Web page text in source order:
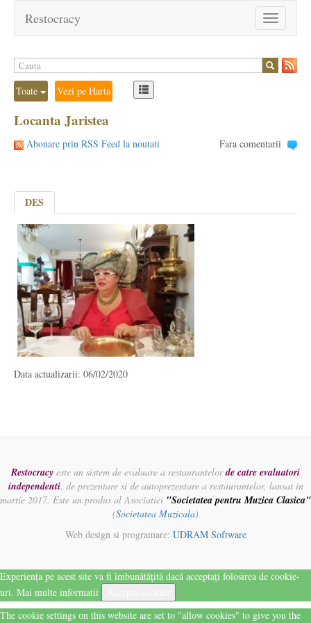
Toggle
navigation
Restocracy
Toate Vezi pe Harta
Locanta Jaristea
Abonare prin RSS Feed la noutati Fara comentarii
DES
Data actualizarii: 06/02/2020
Restocracy este un sistem de evaluare a restaurantelorde catre evaluatori
independenti, de prezentare si de autoprezentare a restaurantelor, lansat in
martie 2017. Este un produs al Asociatiei "Societatea pentru Muzica Clasica"
(Societatea Muzicala)
Web design si programare: UDRAM Software
Experiența pe acest site va fi îmbunătățită dacă acceptați folosirea de cookie-
uri. Mai multe informatii
The cookie settings on this website are set to "allow cookies" to give you the